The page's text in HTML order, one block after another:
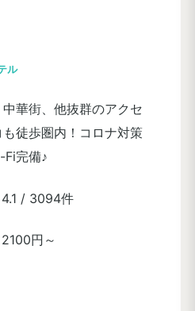
ル
華街、他抜群のアクセ
徒歩圏内！コロナ対策
Fi完備♪
4.1 / 3094件
2100円～